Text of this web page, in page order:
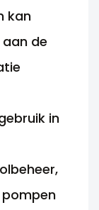
kan
de
in